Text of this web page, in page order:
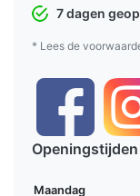
7 dagen
* Lees de
Openingstijden
Maandag